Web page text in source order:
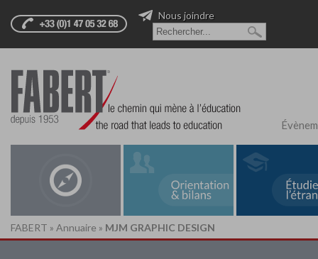
Nous joindre
FABERT » Annuaire » MJM GRAPHIC DESIGN